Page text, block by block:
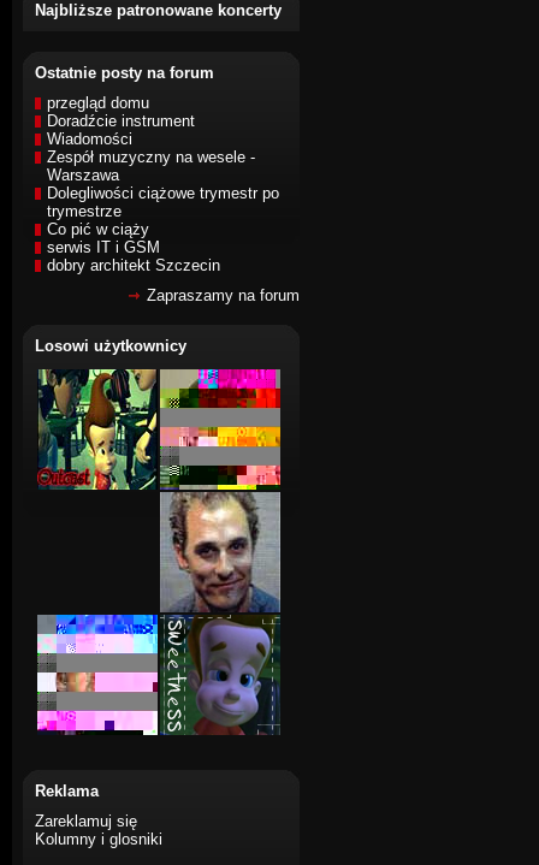
Najbliższe patronowane koncerty
Ostatnie posty na forum
przegląd domu
Doradźcie instrument
Wiadomości
Zespół muzyczny na wesele -
Warszawa
Dolegliwości ciążowe trymestr po
trymestrze
Co pić w ciąży
serwis IT i GSM
dobry architekt Szczecin
Zapraszamy na forum
Losowi użytkownicy
Reklama
Zareklamuj się
Kolumny i glosniki